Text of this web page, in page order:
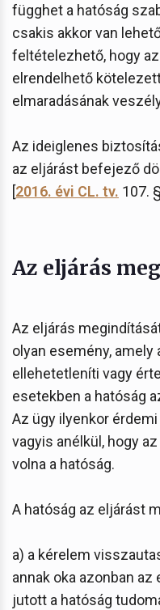
függhet a hatóság
csakis akkor van
feltételezhető, hogy
elrendelhető
elmaradásának
Az ideiglenes
az eljárást befejező
[2016. évi CL. tv. 107.
Az eljárás
Az eljárás
olyan esemény,
ellehetetleníti vagy
esetekben a hatóság
Az ügy ilyenkor
vagyis anélkül, hogy
volna a hatóság.
A hatóság az eljárást
a) a kérelem
annak oka azonban
jutott a hatóság